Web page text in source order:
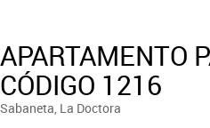
APARTAMENTO
CÓDIGO 1216
Sabaneta, La Doctora